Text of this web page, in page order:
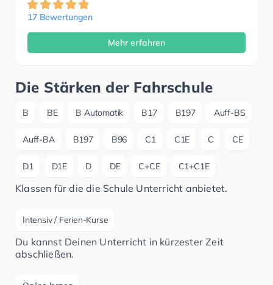
17 Bewertungen
Mehr erfahren
Die Stärken der Fahrschule
B BE B Automatik B17 B197 Auff-BS
Auff-BA B197 B96 C1 C1E C CE
D1 D1E D DE C+CE C1+C1E
Klassen für die die Schule Unterricht anbietet.
Intensiv / Ferien-Kurse
Du kannst Deinen Unterricht in kürzester Zeit
abschließen.